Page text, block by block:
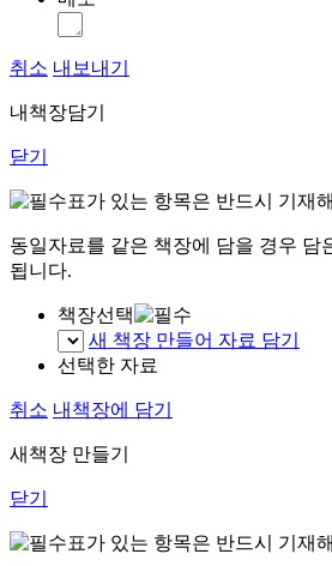
취소 내보내기
내책장담기
닫기
표가 있는 항목은 반드시 기재
동일자료를 같은 책장에 담을 경우 담
됩니다.
책장선택
새 책장 만들어 자료 담기
선택한 자료
취소 내책장에 담기
새책장 만들기
닫기
표가 있는 항목은 반드시 기재